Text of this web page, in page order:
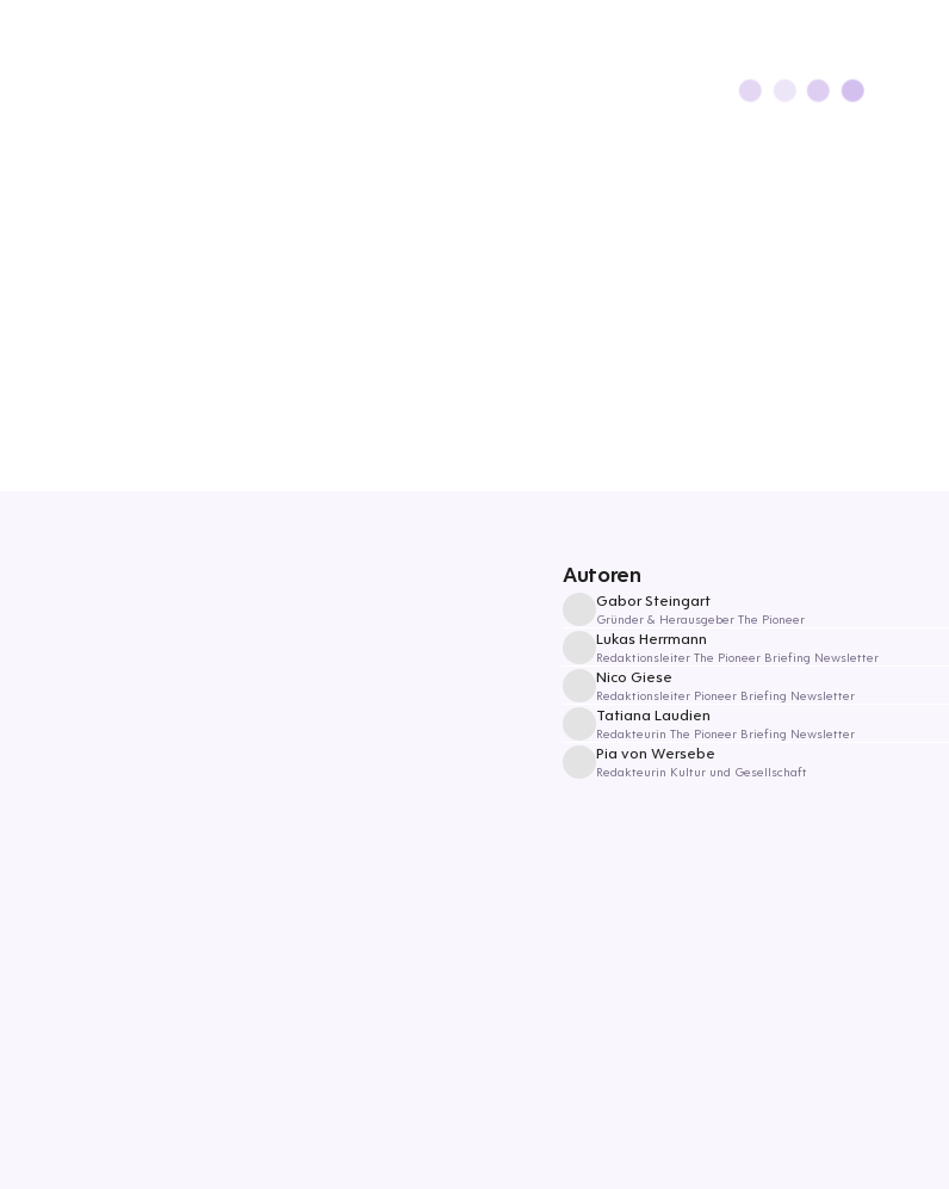
Autoren
Gabor Steingart
Gründer & Herausgeber The Pioneer
Lukas Herrmann
Redaktionsleiter The Pioneer Briefing Newsletter
Nico Giese
Redaktionsleiter Pioneer Briefing Newsletter
Tatiana Laudien
Redakteurin The Pioneer Briefing Newsletter
Pia von Wersebe
Redakteurin Kultur und Gesellschaft